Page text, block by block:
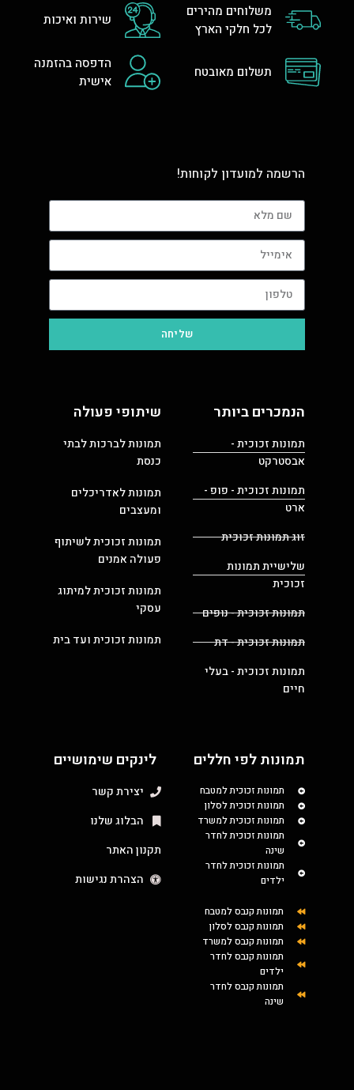
משלוחים מהירים
לכל חלקי הארץ
שירות ואיכות
תשלום מאובטח
הדפסה בהזמנה
אישית
הרשמה למועדון לקוחות!
שליחה
הנמכרים ביותר
תמונות זכוכית -
אבסטרקט
תמונות זכוכית - פופ -
ארט
זוג תמונות זכוכית
שלישיית תמונות
זכוכית
תמונות זכוכית - נופים
תמונות זכוכית - דת
תמונות זכוכית - בעלי
חיים
שיתופי פעולה
תמונות לברכות לבתי
כנסת
תמונות לאדריכלים
ומעצבים
תמונות זכוכית לשיתוף
פעולה אמנים
תמונות זכוכית למיתוג
עסקי
תמונות זכוכית ועד בית
תמונות לפי חללים
תמונות זכוכית למטבח
תמונות זכוכית לסלון
תמונות זכוכית למשרד
תמונות זכוכית לחדר
שינה
תמונות זכוכית לחדר
ילדים
תמונות קנבס למטבח
תמונות קנבס לסלון
תמונות קנבס למשרד
תמונות קנבס לחדר
ילדים
תמונות קנבס לחדר
שינה
לינקים שימושיים
יצירת קשר
הבלוג שלנו
תקנון האתר
הצהרת נגישות